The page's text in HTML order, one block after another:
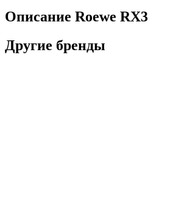
Описание Roewe RX3
Другие бренды